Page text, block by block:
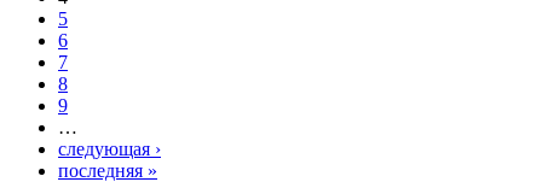
5
6
7
8
9
…
следующая ›
последняя »